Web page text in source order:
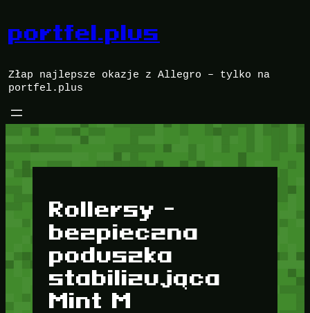
treści
portfel.plus
Złap najlepsze okazje z Allegro – tylko na
portfel.plus
Rollersy -
bezpieczna
poduszka
stabilizująca
Mint M